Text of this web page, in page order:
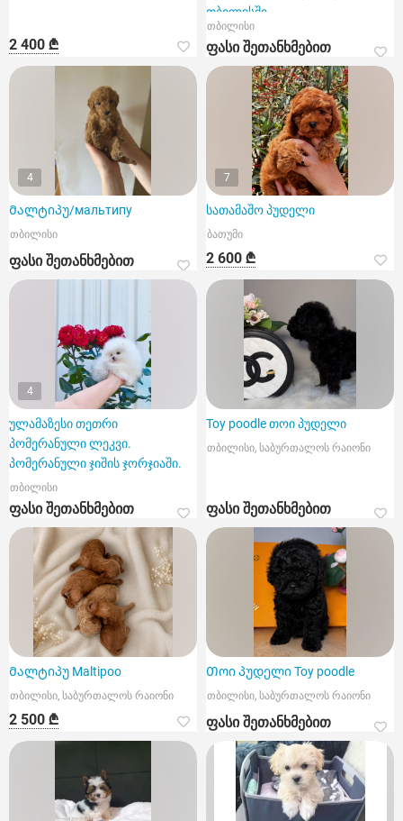
2 400 ₾
თბილისში.
თბილისი
ფასი შეთანხმებით
4
Მალტიპუ/мальтипу
თბილისი
ფასი შეთანხმებით
7
სათამაშო პუდელი
ბათუმი
2 600 ₾
4
ულამაზესი თეთრი
პომერანული ლეკვი.
პომერანული ჯიშის ჯორჯიაში.
თბილისი
ფასი შეთანხმებით
Toy poodle თოი პუდელი
თბილისი, საბურთალოს რაიონი
ფასი შეთანხმებით
Მალტიპუ Maltipoo
თბილისი, საბურთალოს რაიონი
2 500 ₾
Თოი პუდელი Toy poodle
თბილისი, საბურთალოს რაიონი
ფასი შეთანხმებით